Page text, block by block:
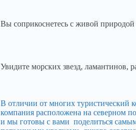
Вы соприкоснетесь с живой
Увидите морских звезд, ламантинов,
В отличии от многих туристический
компания расположена на северном
и мы готовы с вами поделиться